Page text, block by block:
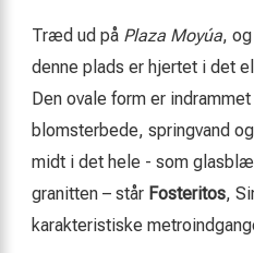
Træd ud på Plaza Moyúa,
denne plads er hjertet i det
Den ovale form er
blomsterbede, springvand
midt i det hele ­- som
granitten – står Fosteritos,
karakteristiske